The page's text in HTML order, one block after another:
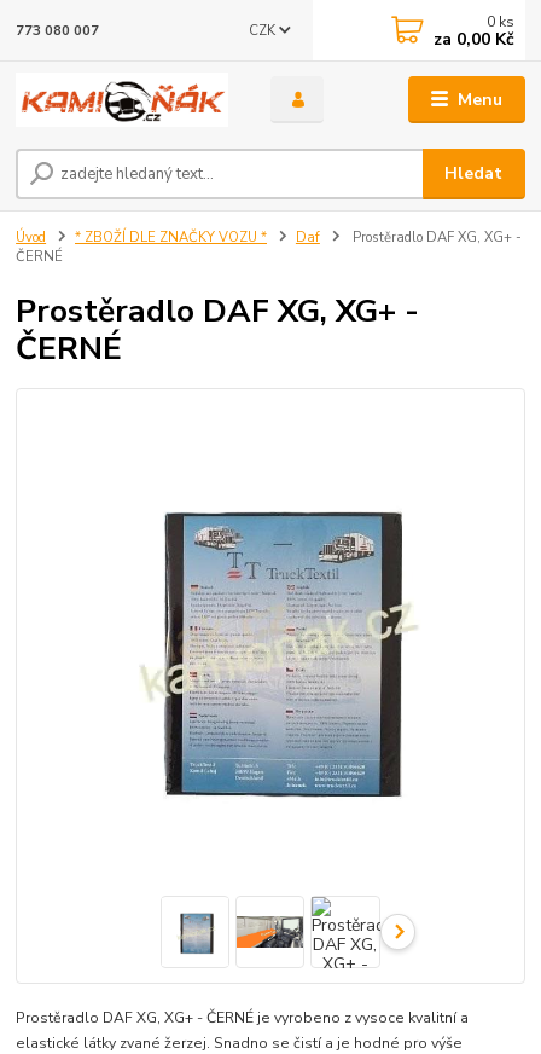
Menu
CZK
Hledat
773 080 007 0 ks
za 0,00 Kč
Úvod * ZBOŽÍ DLE ZNAČKY VOZU * Daf
Prostěradlo DAF XG, XG+ -
ČERNÉ
Prostěradlo DAF XG, XG+ -
ČERNÉ
Prostěradlo DAF XG, XG+ - ČERNÉ je vyrobeno z vysoce kvalitní a
elastické látky zvané žerzej. Snadno se čistí a je hodné pro výše